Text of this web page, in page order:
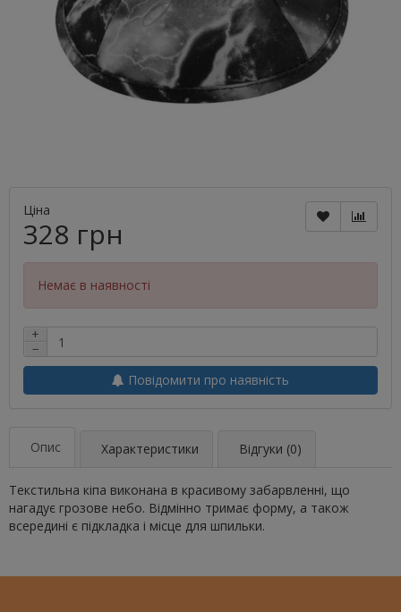
Ціна
328 грн
Немає в наявності
+
−
Повідомити про наявність
Опис Характеристики Відгуки (0)
Текстильна кіпа виконана в красивому забарвленні, що
нагадує грозове небо. Відмінно тримає форму, а також
всередині є підкладка і місце для шпильки.